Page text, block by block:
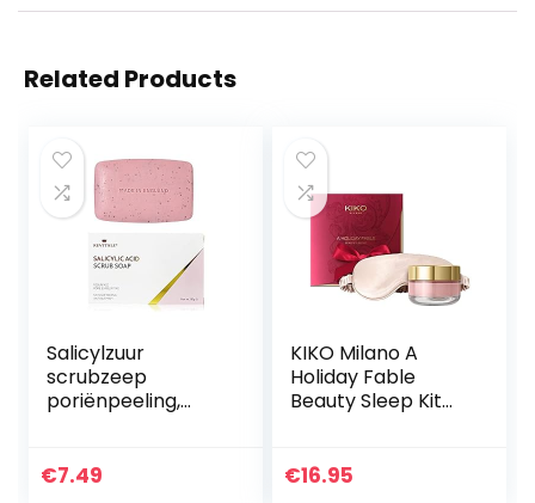
Related Products
Salicylzuur
scrubzeep
poriënpeeling,
bestrijdt vlekken
€7.49
KIKO Milano A
Holiday Fable
Beauty Sleep Kit
Gezichtsmasker
€16.95